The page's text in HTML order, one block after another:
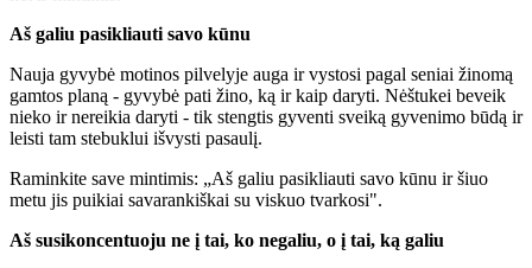
Aš galiu pasikliauti savo kūnu
Nauja gyvybė motinos pilvelyje auga ir vystosi pagal seniai žinomą
gamtos planą - gyvybė pati žino, ką ir kaip daryti. Nėštukei beveik
nieko ir nereikia daryti - tik stengtis gyventi sveiką gyvenimo būdą ir
leisti tam stebuklui išvysti pasaulį.
Raminkite save mintimis: „Aš galiu pasikliauti savo kūnu ir šiuo
metu jis puikiai savarankiškai su viskuo tvarkosi".
Aš susikoncentuoju ne į tai, ko negaliu, o į tai, ką galiu